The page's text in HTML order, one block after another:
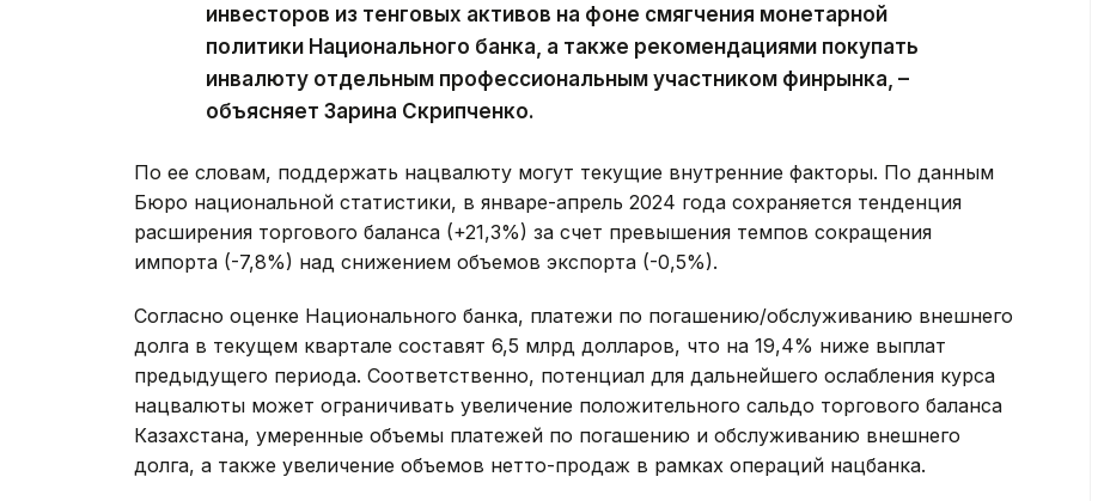
инвесторов из тенговых активов на фоне смягчения монетарной
политики Национального банка, а также рекомендациями покупать
инвалюту отдельным профессиональным участником финрынка, –
объясняет Зарина Скрипченко.
По ее словам, поддержать нацвалюту могут текущие внутренние факторы. По данным
Бюро национальной статистики, в январе-апрель 2024 года сохраняется тенденция
расширения торгового баланса (+21,3%) за счет превышения темпов сокращения
импорта (-7,8%) над снижением объемов экспорта (-0,5%).
Согласно оценке Национального банка, платежи по погашению/обслуживанию внешнего
долга в текущем квартале составят 6,5 млрд долларов, что на 19,4% ниже выплат
предыдущего периода. Соответственно, потенциал для дальнейшего ослабления курса
нацвалюты может ограничивать увеличение положительного сальдо торгового баланса
Казахстана, умеренные объемы платежей по погашению и обслуживанию внешнего
долга, а также увеличение объемов нетто-продаж в рамках операций нацбанка.